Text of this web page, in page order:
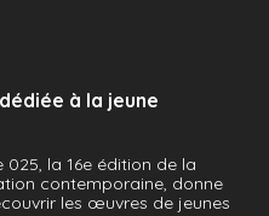
à la jeune
025, la 16e édition de la
contemporaine, donne
les œuvres de jeunes